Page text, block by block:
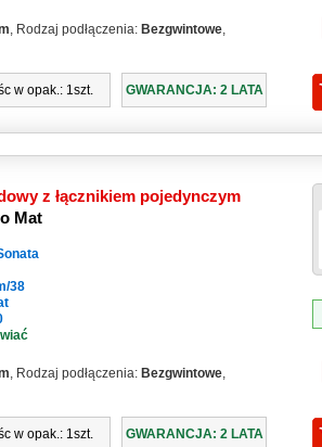
, Rodzaj podłączenia: Bezgwintowe,
w opak.: 1szt. GWARANCJA: 2 LATA
z łącznikiem pojedynczym
Mat
38
, Rodzaj podłączenia: Bezgwintowe,
w opak.: 1szt. GWARANCJA: 2 LATA